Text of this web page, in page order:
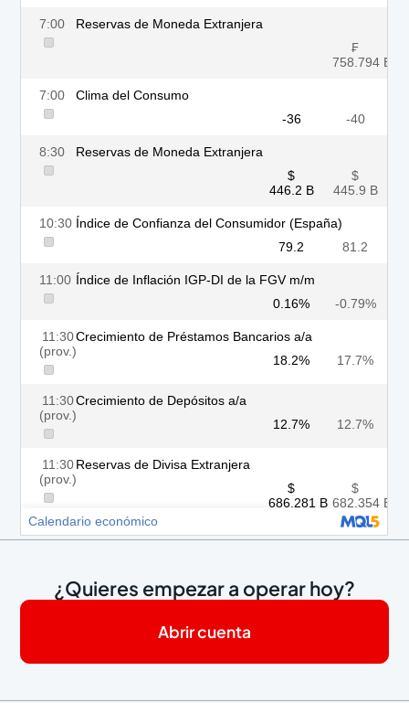
¿Quieres empezar a operar hoy?
Abrir cuenta